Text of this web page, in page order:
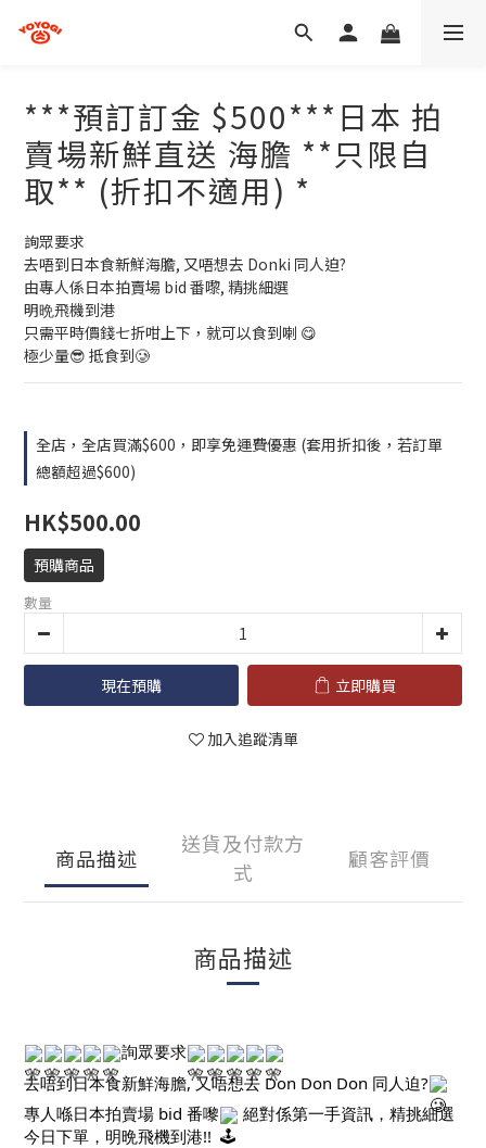
***預訂訂金 $500***日本 拍
賣場新鮮直送 海膽 **只限自
取** (折扣不適用) *
詢眾要求
去唔到日本食新鮮海膽, 又唔想去 Donki 同人迫?
由專人係日本拍賣場 bid 番嚟, 精挑細選
明晩飛機到港
只需平時價錢七折咁上下，就可以食到喇 😋
極少量😎 抵食到🥲
全店，全店買滿$600，即享免運費優惠 (套用折扣後，若訂單
總額超過$600)
HK$500.00
預購商品
數量
現在預購 立即購買
加入追蹤清單
商品描述
送貨及付款方
式
顧客評價
商品描述
詢眾要求
去唔到日本食新鮮海膽, 又唔想去 Don Don Don 同人迫?
專人喺日本拍賣場 bid 番嚟
絕對係第一手資訊，精挑細選
今日下單，明晩飛機到港!!